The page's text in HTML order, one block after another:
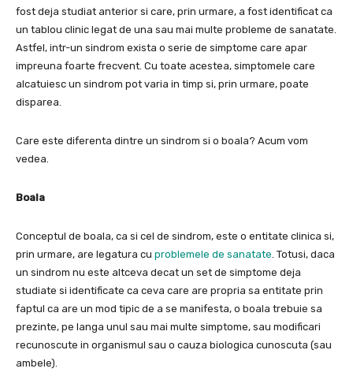
fost deja studiat anterior si care, prin urmare, a fost identificat ca
un tablou clinic legat de una sau mai multe probleme de sanatate.
Astfel, intr-un sindrom exista o serie de simptome care apar
impreuna foarte frecvent. Cu toate acestea, simptomele care
alcatuiesc un sindrom pot varia in timp si, prin urmare, poate
disparea.
Care este diferenta dintre un sindrom si o boala? Acum vom
vedea.
Boala
Conceptul de boala, ca si cel de sindrom, este o entitate clinica si,
prin urmare, are legatura cu problemele de sanatate Totusi, daca
un sindrom nu este altceva decat un set de simptome deja
studiate si identificate ca ceva care are propria sa entitate prin
faptul ca are un mod tipic de a se manifesta, o boala trebuie sa
prezinte, pe langa unul sau mai multe simptome, sau modificari
recunoscute in organismul sau o cauza biologica cunoscuta (sau
ambele).